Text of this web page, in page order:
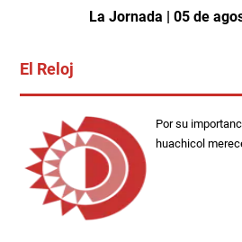
La Jornada | 05 de
El Reloj
Por su
huachicol